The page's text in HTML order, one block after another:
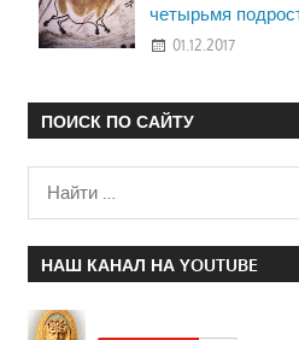
четырьмя
01.12.2017
ПОИСК ПО САЙТУ
НАШ КАНАЛ НА YOUTUBE